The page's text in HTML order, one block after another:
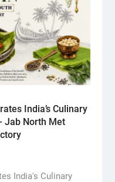
India’s Culinary
Jab North Met
India's Culinary